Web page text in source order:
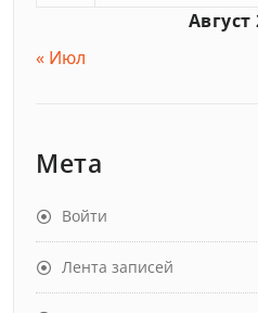
Август
« Июл
Мета
Войти
Лента записей